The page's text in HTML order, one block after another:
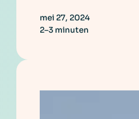
mei 27, 2024
2–3 minuten